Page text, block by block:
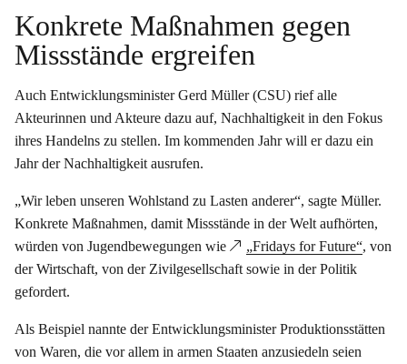
Konkrete Maßnahmen gegen
Missstände ergreifen
Auch Entwicklungsminister Gerd Müller (CSU) rief alle
Akteurinnen und Akteure dazu auf, Nachhaltigkeit in den Fokus
ihres Handelns zu stellen. Im kommenden Jahr will er dazu ein
Jahr der Nachhaltigkeit ausrufen.
„Wir leben unseren Wohlstand zu Lasten anderer“, sagte Müller.
Konkrete Maßnahmen, damit Missstände in der Welt aufhörten,
würden von Jugendbewegungen wie
„Fridays for Future“, von
der Wirtschaft, von der Zivilgesellschaft sowie in der Politik
gefordert.
Als Beispiel nannte der Entwicklungsminister Produktionsstätten
von Waren, die vor allem in armen Staaten anzusiedeln seien